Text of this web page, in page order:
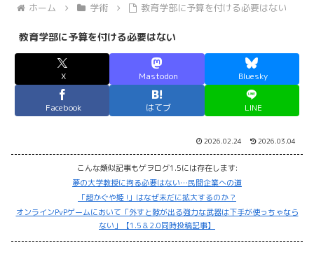
ホーム 学術 教育学部に予算を付ける必要はない
教育学部に予算を付ける必要はない
X Mastodon Bluesky
Facebook はてブ LINE
2026.02.24 2026.03.04
こんな類似記事もゲヲログ1.5には存在します:
夢の大学教授に拘る必要はない…民間企業への道
「超かぐや姫 !」はなぜ未だに拡大するのか？
オンラインPvPゲームにおいて「外すと隙が出る強力な武器は下手が使っちゃなら
ない」【1.5＆2.0同時投稿記事】